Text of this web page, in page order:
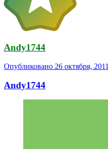
Andy1744
Опубликовано 26 октября, 2011
Andy1744